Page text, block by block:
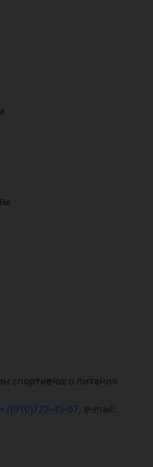
спортивного питания
+7(910)722-45-67, e-mail: